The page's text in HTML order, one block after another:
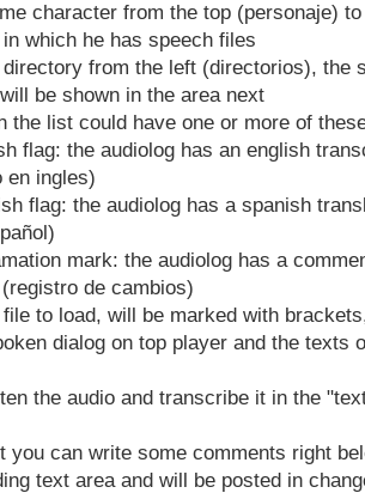
character from the top (personaje)
which he has speech files
from the left (directorios), the
be shown in the area next
the list could have one or more of
flag: the audiolog has an english
en ingles)
flag: the audiolog has a spanish
mark: the audiolog has a
de cambios)
to load, will be marked with
dialog on top player and the texts
the audio and transcribe it in the
you can write some comments right
text area and will be posted in